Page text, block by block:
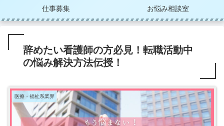
仕事募集 お悩み相談室
辞めたい看護師の方必見！転職活動中
の悩み解決方法伝授！
医療・福祉系業界